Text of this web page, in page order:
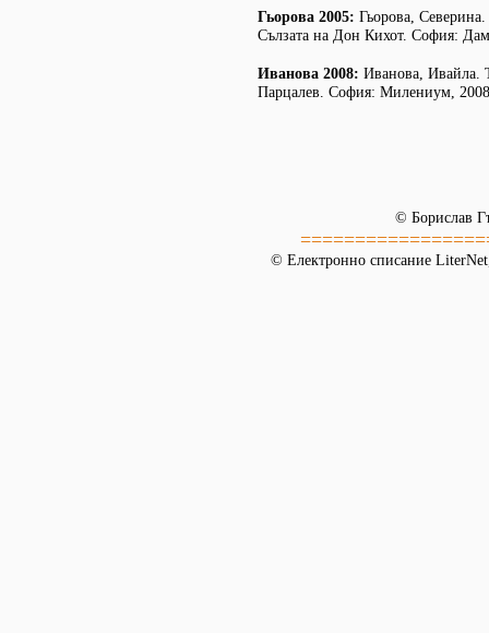
Гьорова 2005: Гьорова,
Сълзата на Дон Кихот. София:
Иванова 2008: Иванова, Ивайла.
Парцалев. София: Милениум,
© Борислав
© Електронно списание